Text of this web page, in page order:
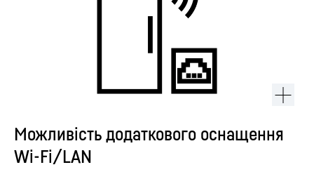
Можливість додаткового оснащення
Wi-Fi/LAN